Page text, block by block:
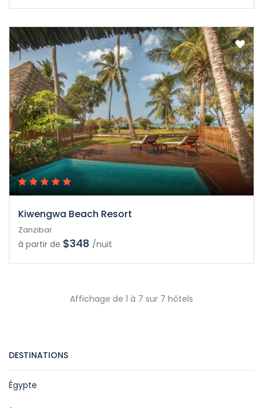
Kiwengwa Beach Resort
Zanzibar
à partir de $348 /nuit
Affichage de 1 à 7 sur 7 hôtels
DESTINATIONS
Égypte